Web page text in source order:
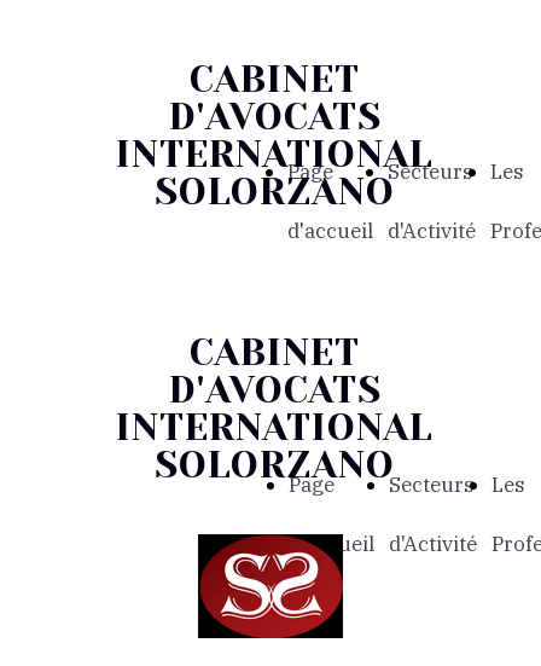
CABINET
D'AVOCATS
INTERNATIONAL
SOLORZANO
Page
d'accueil
Secteurs
d'Activité
Les
CABINET
D'AVOCATS
INTERNATIONAL
SOLORZANO
Page
d'accueil
Secteurs
d'Activité
Les